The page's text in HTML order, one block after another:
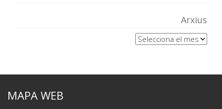
Arxius
Arxius
MAPA WEB